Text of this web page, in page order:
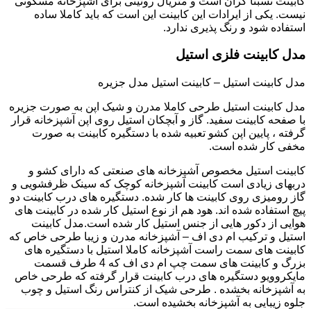
نیست. یکی از ایرادات این کابینت این است که باید کاملا ساده
استفاده شود و رنگ پذیری ندارد.
مدل کابینت فلزی استیل
مدل کابینت استیل – کابینت استیل مدل جزیره
مدل کابینت استیل طرحی کاملا مدرن و شیک اپن به صورت جزیره
با صفحه کابینت سفید. گاز و آبچکان استیل روی اپن آشپزخانه قرار
گرفته ، پایین اپن کشو تعبیه شده با دستگیره کابینت به صورت
مخفی کار شده است.
کابینت استیل مخصوص آشپزخانه های صنعتی که دارای کشو و
دربهای زیادی است کابینت آشپزخانه کوچک که سینک ظرفشویی و
گاز رومیزی روی کابینت ها کار شده. دستگیره های درب کابینت دو
پیچ استفاده شده اند. هود هم از نوع استیل کار شده در کابینت های
هوایی از دکور هایی از جنس استیل کار شده است.مدل کابینت
استیل و ترکیب ام دی اف – آشپزخانه مدرن و زیبا طرحی خاص که
کابینت های سمت راست آشپزخانه کاملا استیل با دستگیره های
بزرگ و کابینت های سمت چپ ام دی اف که 4 طرف قسمت
مایکروویو دستگیره های درب کابینت قرار گرفته که طرحی خاص
به آشپزخانه بخشده . طرحی شیک از کنتراس رنگ استیل و چوب
جلوه زیبایی به آشپزخانه بخشیده است.